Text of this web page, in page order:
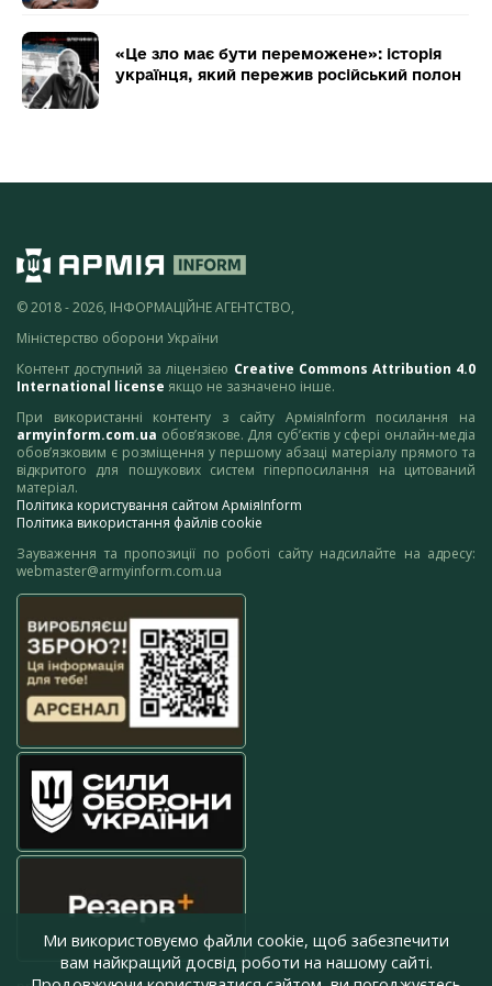
«Це зло має бути переможене»: історія
українця, який пережив російський полон
© 2018 - 2026, ІНФОРМАЦІЙНЕ АГЕНТСТВО,
Міністерство оборони України
Контент доступний за ліцензією Creative Commons Attribution 4.0
International license якщо не зазначено інше.
При використанні контенту з сайту АрміяInform посилання на
armyinform.com.ua обов’язкове. Для суб’єктів у сфері онлайн-медіа
обов’язковим є розміщення у першому абзаці матеріалу прямого та
відкритого для пошукових систем гіперпосилання на цитований
матеріал.
Політика користування сайтом АрміяInform
Політика використання файлів cookie
Зауваження та пропозиції по роботі сайту надсилайте на адресу:
webmaster@armyinform.com.ua
Ми використовуємо файли cookie, щоб забезпечити
вам найкращий досвід роботи на нашому сайті.